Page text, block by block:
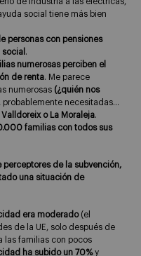
social tiene más bien
personas con pensiones
.
numerosas perciben el
de renta. Me parece
numerosas (¿quién nos
, probablemente necesitadas…
o La Moraleja.
familias con todos sus
perceptores de la subvención,
una situación de
era moderado(el
de la UE, solo después de
las familias con pocos
ha subido un 70%y